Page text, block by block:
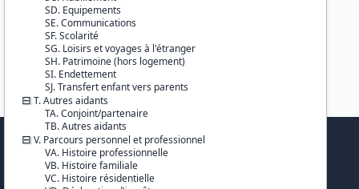
SD. Equipements
SE. Communications
SF. Scolarité
SG. Loisirs et voyages à l'étranger
SH. Patrimoine (hors logement)
SI. Endettement
SJ. Transfert enfant vers parents
T. Autres aidants
TA. Conjoint/partenaire
TB. Autres aidants
V. Parcours personnel et professionnel
VA. Histoire professionnelle
VB. Histoire familiale
VC. Histoire résidentielle
PARTENAIRES